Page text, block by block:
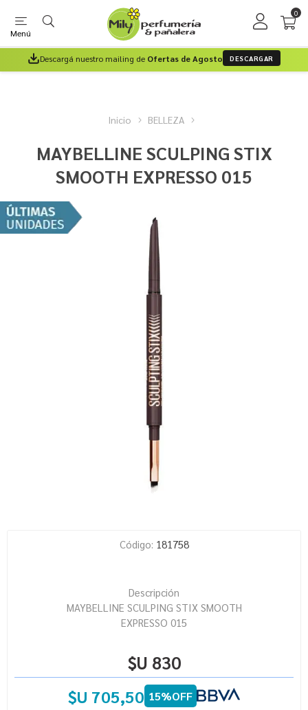
Menú
0
Descargá nuestro mailing de Ofertas de Agosto DESCARGAR
Inicio BELLEZA
MAYBELLINE SCULPING STIX
SMOOTH EXPRESSO 015
Código: 181758
Descripción
MAYBELLINE SCULPING STIX SMOOTH
EXPRESSO 015
$U 830
$U 705,50 15%OFF